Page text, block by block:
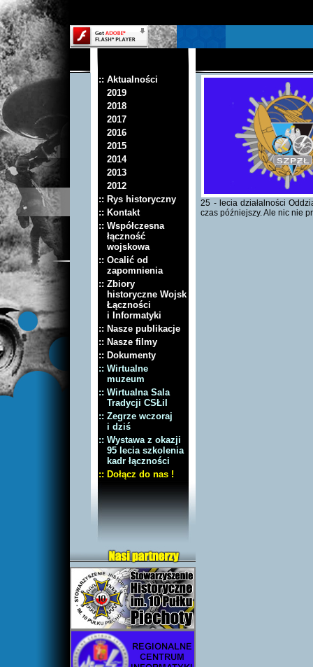
:: Aktualności
2019
2018
2017
2016
2015
2014
2013
2012
:: Rys historyczny
:: Kontakt
:: Współczesna
łączność
wojskowa
:: Ocalić od
zapomnienia
:: Zbiory
historyczne Wojsk
Łączności
i Informatyki
:: Nasze publikacje
:: Nasze filmy
:: Dokumenty
:: Wirtualne
muzeum
:: Wirtualna Sala
Tradycji CSŁiI
:: Zegrze wczoraj
i dziś
:: Wystawa z okazji
95 lecia szkolenia
kadr łączności
:: Dołącz do nas !
25 - lecia działalności
czas późniejszy. Ale nic nie